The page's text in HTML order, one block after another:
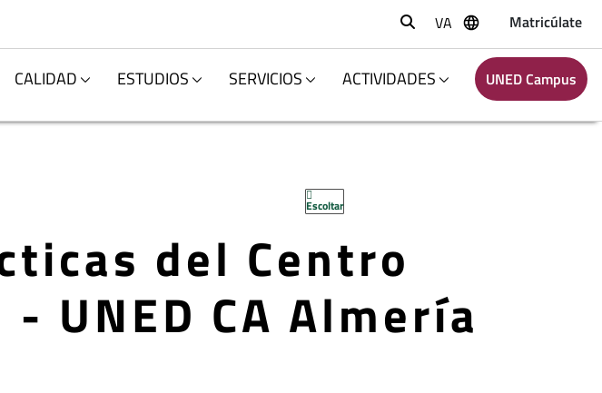
Buscar
VA Matricúlate
CALIDAD ESTUDIOS SERVICIOS ACTIVIDADES UNED Campus
Escoltar
del Centro
UNED CA Almería